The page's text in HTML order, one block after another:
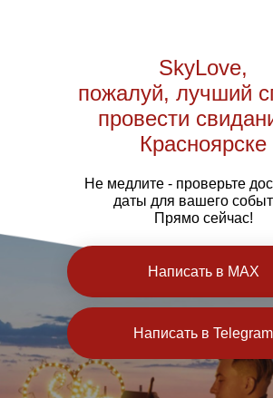
SkyLove,
пожалуй, лучший
провести
Красноярске
Не медлите - проверьте
даты для вашего
Прямо сейчас!
Написать в MAX
Написать в Telegram